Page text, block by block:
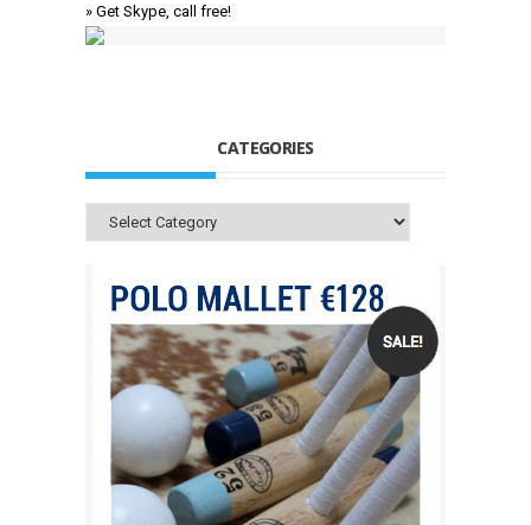
» Get Skype, call free!
CATEGORIES
Categories